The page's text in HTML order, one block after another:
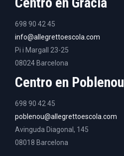
698 90 42 45
info@allegrettoescola.com
Pi i Margall 23-25
08024 Barcelona
Centro en Poblenou
698 90 42 45
poblenou@allegrettoescola.com
Avinguda Diagonal, 145
08018 Barcelona